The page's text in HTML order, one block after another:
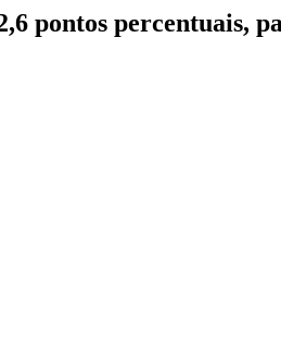
pontos percentuais,